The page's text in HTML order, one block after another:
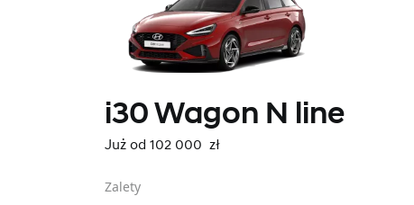
i30 Wagon N line
Już od 102 000 zł
Zalety